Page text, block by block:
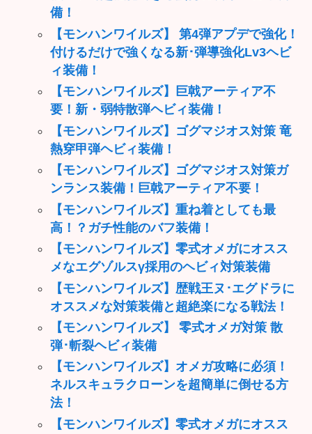
備！
【モンハンワイルズ】 第4弾アプデで強化！
付けるだけで強くなる新･弾導強化Lv3ヘビ
ィ装備！
【モンハンワイルズ】巨戟アーティア不
要！新・弱特散弾ヘビィ装備！
【モンハンワイルズ】ゴグマジオス対策 竜
熱穿甲弾ヘビィ装備！
【モンハンワイルズ】ゴグマジオス対策ガ
ンランス装備！巨戟アーティア不要！
【モンハンワイルズ】重ね着としても最
高！？ガチ性能のバフ装備！
【モンハンワイルズ】零式オメガにオスス
メなエグゾルスγ採用のヘビィ対策装備
【モンハンワイルズ】歴戦王ヌ･エグドラに
オススメな対策装備と超絶楽になる戦法！
【モンハンワイルズ】 零式オメガ対策 散
弾･斬裂ヘビィ装備
【モンハンワイルズ】オメガ攻略に必須！
ネルスキュラクローンを超簡単に倒せる方
法！
【モンハンワイルズ】零式オメガにオスス